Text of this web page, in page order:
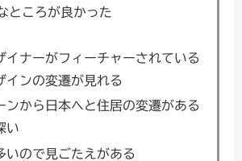
ところが良かった
イナーがフィーチャーされている
インの変遷が見れる
ンから日本へと住居の変遷がある
い
いので見ごたえがある